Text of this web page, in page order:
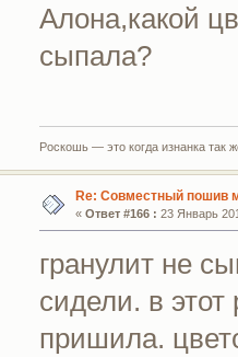
Алона,какой
сыпала?
Роскошь — это когда изнанка
Re: Совместный пошив
« Ответ #166 : 23 Январь
гранулит не
сидели. в
пришила.